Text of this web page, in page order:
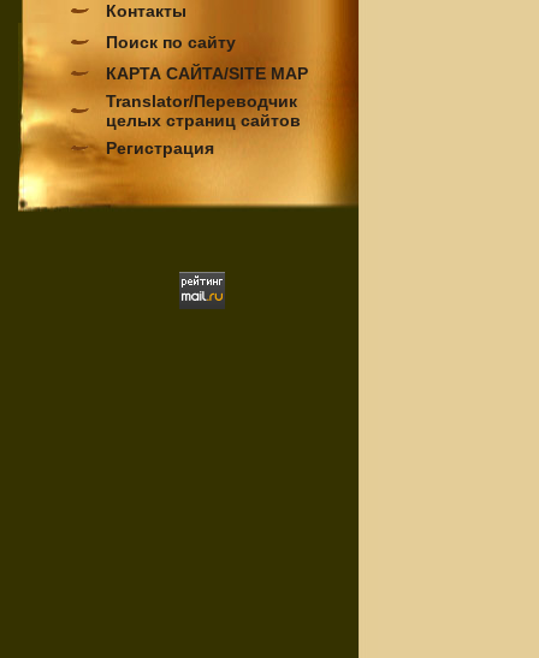
Контакты
Поиск по сайту
КАРТА САЙТА/SITE MAP
Translator/Переводчик
целых страниц сайтов
Регистрация